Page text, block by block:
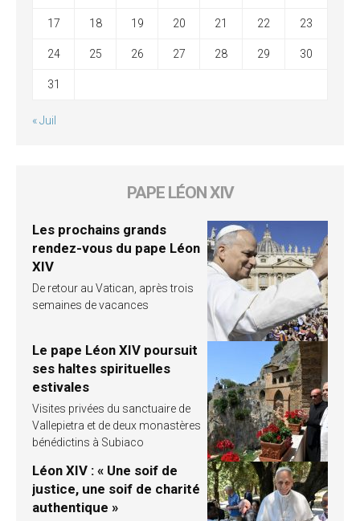
17 18 19 20 21 22 23
24 25 26 27 28 29 30
31
« Juil
PAPE LÉON XIV
Les prochains grands
rendez-vous du pape Léon
XIV
De retour au Vatican, après trois
semaines de vacances
Le pape Léon XIV poursuit
ses haltes spirituelles
estivales
Visites privées du sanctuaire de
Vallepietra et de deux monastères
bénédictins à Subiaco
Léon XIV : « Une soif de
justice, une soif de charité
authentique »